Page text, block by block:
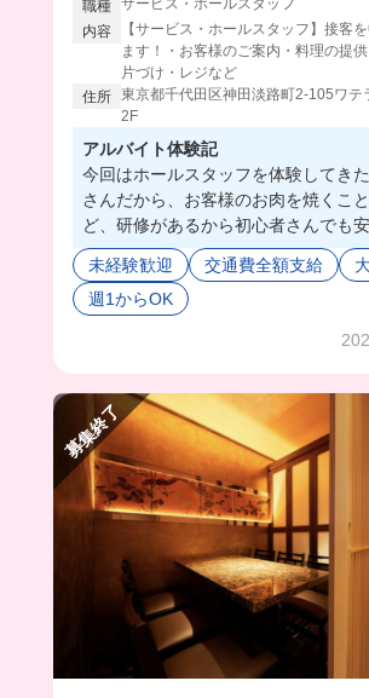
職種 サービス・ホールスタッフ
内容
【サービス・ホールスタッフ】接客
ます！・お客様のご案内・料理の提
片づけ・レジなど
住所 東京都千代田区神田淡路町2-105ワテ
2F
アルバイト体験記
今回はホールスタッフを体験してき
さんだから、お客様のお肉を焼くこ
ど、研修があるから初心者さんでも安
ちゃう🥺💖
しかも働いてすぐはグランドメニュ
べれちゃうの最高すぎる🫶🏻
未経験歓迎 交通費全額支給
週1からOK
募集終了